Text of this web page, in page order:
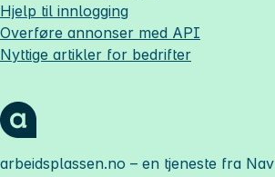
Hjelp til innlogging
Overføre annonser med API
Nyttige artikler for bedrifter
arbeidsplassen.no – en tjeneste fra Nav